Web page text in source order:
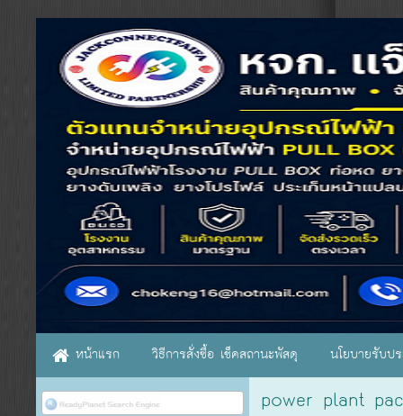
หน้าแรก วิธีการสั่งซื้อ เช็คสถานะพัสดุ นโยบายรับป
power plant